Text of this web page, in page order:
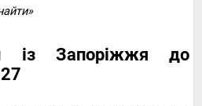
із Запоріжжя до